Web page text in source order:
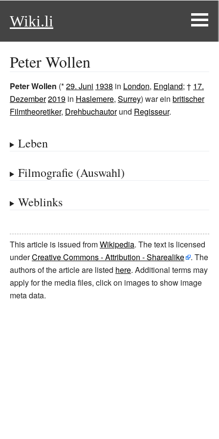
Wiki.li
Peter Wollen
Peter Wollen (*29. Juni 1938 in London, England; † 17.
Dezember2019 in Haslemere, Surrey) war ein britischer
Filmtheoretiker, Drehbuchautorund Regisseur.
Leben
Filmografie (Auswahl)
Weblinks
This article is issued fromWikipedia. The text is licensed
underCreative Commons - Attribution - Sharealike
. The
authors of the article are listed here. Additional terms may
apply for the media files, click on images to show image
meta data.